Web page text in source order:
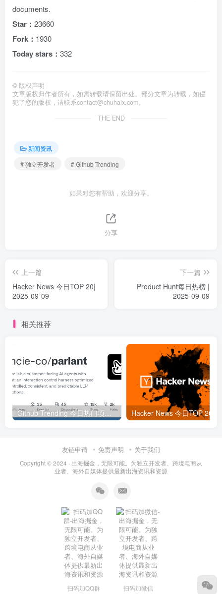
documents.
Star： 23660
Fork： 1930
Today stars： 332
© 版权声明
文章版权归作者所有，如需转载请保留出处。部分文章为转载，如侵
犯了您的版权，请联系contact@chuhaix.com。
THE END
新闻资讯
# 独立开发者
# Github Trending
如果对您有帮助，欢迎分享。
分享
上一篇
Hacker News 今日TOP 20|
2025-09-09
下一篇
Product Hunt每日热榜 |
2025-09-09
相关推荐
Github Trending 今日热门项目 | 2025-09-06
友链申请 免责声明 关于我们
Copyright © 2024 · 出海掘金，无限可能。为独立开发者、跨境电商从
业者、海外自媒体提供最新出海资讯和资源
扫码加QQ群 扫码加微信